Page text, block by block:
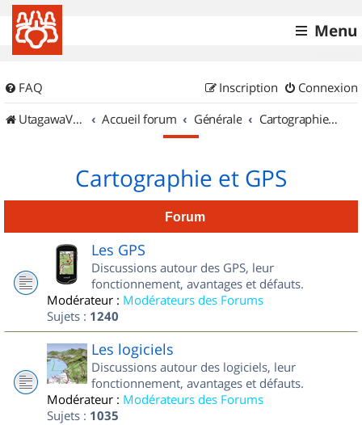
Menu
FAQ Connexion
Inscription
UtagawaVTT (Randos VTT et VTTAE avec traces GPS)
Accueil forum Générale Cartographie et GPS
Cartographie et GPS
Forum
Les GPS
Discussions autour des GPS, leur
fonctionnement, avantages et défauts.
Modérateur : Modérateurs des Forums
Sujets : 1240
Les logiciels
Discussions autour des logiciels, leur
fonctionnement, avantages et défauts.
Modérateur : Modérateurs des Forums
Sujets : 1035